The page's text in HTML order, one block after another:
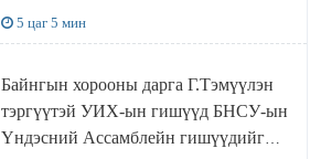
5 цаг 5 мин
Байнгын хорооны дарга Г.Тэмүүлэн
тэргүүтэй УИХ-ын гишүүд БНСУ-ын
Үндэсний Ассамблейн гишүүдийг